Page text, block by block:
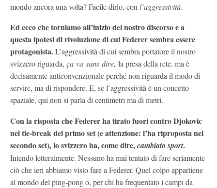
mondo ancora una volta? Facile dirlo, con l’aggressività.
Ed ecco che torniamo all’inizio del nostro discorso e a
questa ipotesi di rivoluzione di cui Federer sembra essere
protagonista.L’aggressività di cui sembra portatore il nostro
svizzero riguarda, ça va sans dire, la presa della rete, ma è
decisamente anticonvenzionale perché non riguarda il modo di
servire, ma di rispondere. E, se l’aggressività è un concetto
spaziale, qui non si parla di centimetri ma di metri.
Con la risposta che Federer ha tirato fuori contro Djokovic
nel tie-break del primo set (e attenzione: l’ha riproposta nel
secondo set), lo svizzero ha, come dire,cambiato sport.
Intendo letteralmente. Nessuno ha mai tentato di fare seriamente
ciò che ieri abbiamo visto fare a Federer. Quel colpo appartiene
al mondo del ping-pong o, per chi ha frequentato i campi da